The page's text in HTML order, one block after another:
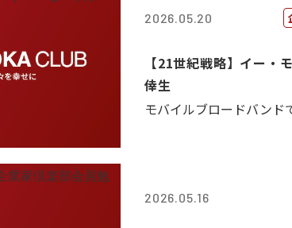
2026.05.20
【21世紀戦略】イー
倖生
モバイルブロードバンド
2026.05.16